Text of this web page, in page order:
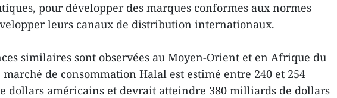
pour développer des marques conformes aux normes
leurs canaux de distribution internationaux.
similaires sont observées au Moyen-Orient et en Afrique du
de consommation Halal est estimé entre 240 et 254
dollars américains et devrait atteindre 380 milliards de dollars